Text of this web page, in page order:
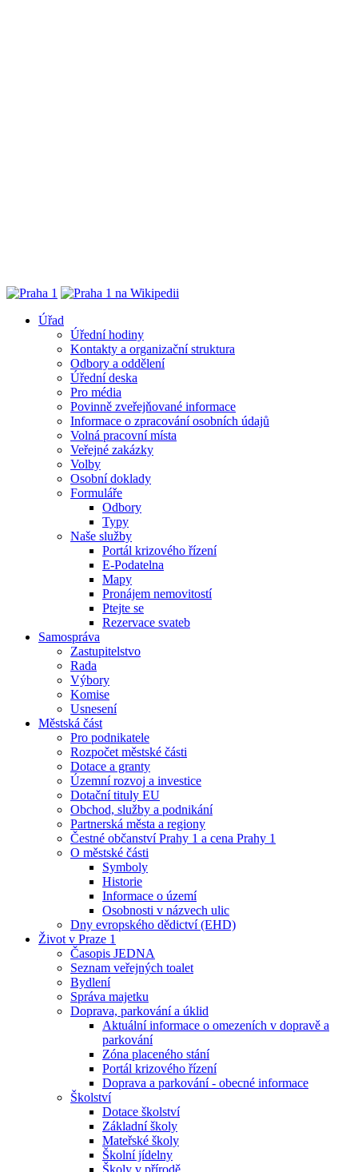
Úřad
Úřední hodiny
Kontakty a organizační struktura
Odbory a oddělení
Úřední deska
Pro média
Povinně zveřejňované informace
Informace o zpracování osobních údajů
Volná pracovní místa
Veřejné zakázky
Volby
Osobní doklady
Formuláře
Odbory
Typy
Naše služby
Portál krizového řízení
E-Podatelna
Mapy
Pronájem nemovitostí
Ptejte se
Rezervace svateb
Samospráva
Zastupitelstvo
Rada
Výbory
Komise
Usnesení
Městská část
Pro podnikatele
Rozpočet městské části
Dotace a granty
Územní rozvoj a investice
Dotační tituly EU
Obchod, služby a podnikání
Partnerská města a regiony
Čestné občanství Prahy 1 a cena Prahy 1
O městské části
Symboly
Historie
Informace o území
Osobnosti v názvech ulic
Dny evropského dědictví (EHD)
Život v Praze 1
Časopis JEDNA
Seznam veřejných toalet
Bydlení
Správa majetku
Doprava, parkování a úklid
Aktuální informace o omezeních v dopravě a
parkování
Zóna placeného stání
Portál krizového řízení
Doprava a parkování - obecné informace
Školství
Dotace školství
Základní školy
Mateřské školy
Školní jídelny
Školy v přírodě